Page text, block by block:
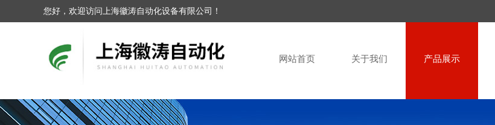
您好，欢迎访问上海徽涛自动化设备有限公司！
网站首页 关于我们 产品展示